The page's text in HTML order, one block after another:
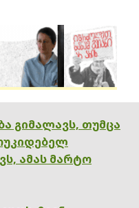
გიმალავს, თუმცა
ამას მარტო